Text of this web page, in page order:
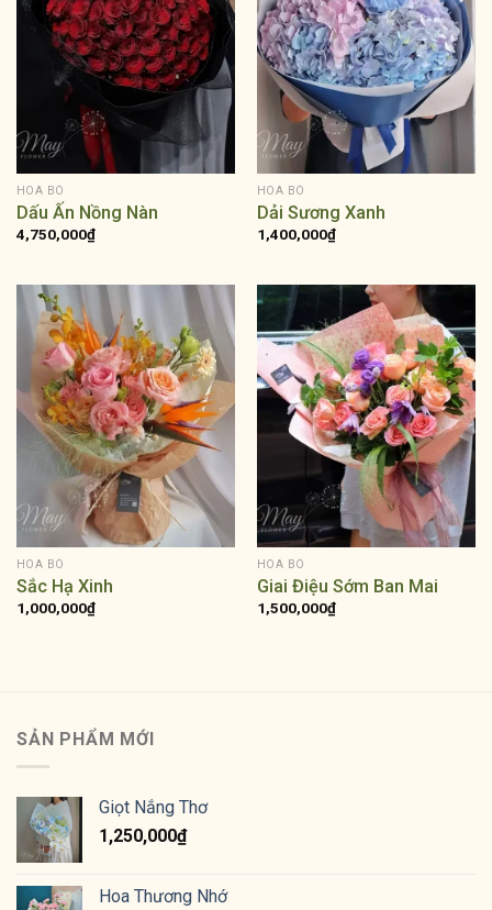
HOA BÓ
Dấu Ấn Nồng Nàn
4,750,000₫
HOA BÓ
Dải Sương Xanh
1,400,000₫
HOA BÓ
Sắc Hạ Xinh
1,000,000₫
HOA BÓ
Giai Điệu Sớm Ban Mai
1,500,000₫
SẢN PHẨM MỚI
Giọt Nắng Thơ
1,250,000₫
Hoa Thương Nhớ